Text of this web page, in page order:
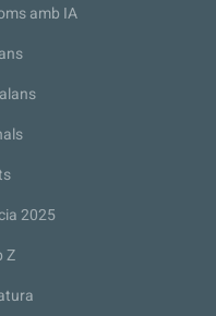
amb IA
2025
Z